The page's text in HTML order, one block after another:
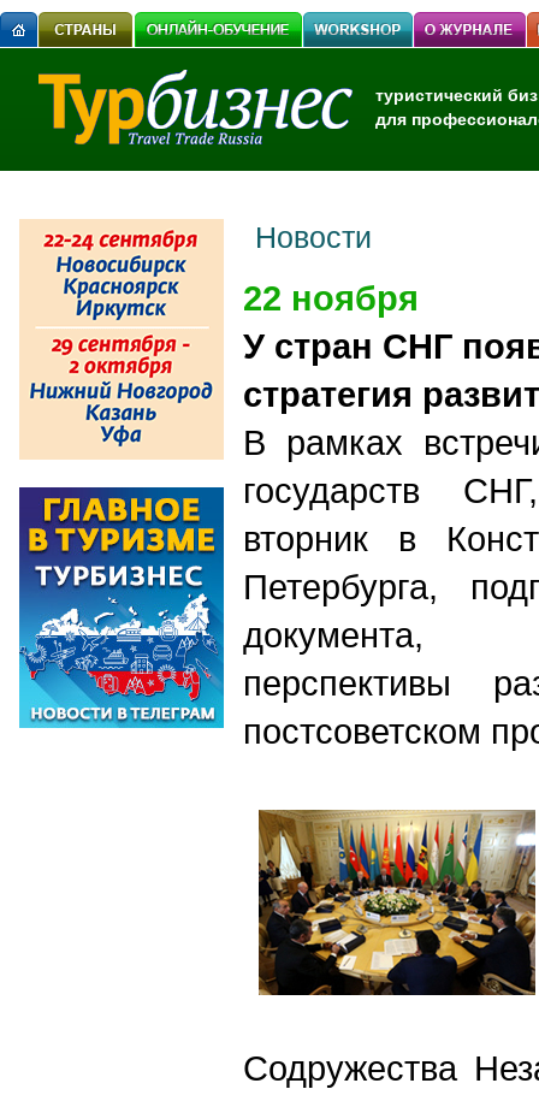
туристический
для
Новости
22 ноября
У стран СНГ
стратегия
В рамках
государств
вторник в
Петербурга,
документа,
перспективы
постсоветском
Содружества